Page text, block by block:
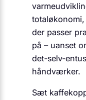
der passer
på – uanset
det-selv-
håndværker.
Sæt